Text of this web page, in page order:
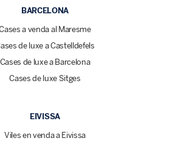
BARCELONA
a venda al Maresme
de luxe a Castelldefels
Cases de luxe a Barcelona
Cases de luxe Sitges
EIVISSA
Viles en venda a Eivissa